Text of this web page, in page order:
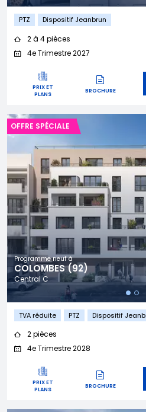
PTZ Dispositif Jeanbrun
2 à 4 pièces
4e Trimestre 2027
PRIX ET
PLANS
BROCHURE
Programme neuf à
COLOMBES (92)
Central C
OFFRE SPÉCIALE
TVA réduite PTZ Dispositif
2 pièces
4e Trimestre 2028
PRIX ET
PLANS
BROCHURE